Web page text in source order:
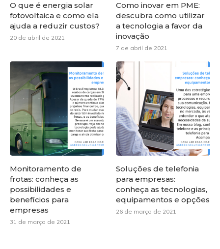
O que é energia solar
fotovoltaica e como ela
ajuda a reduzir custos?
20 de abril de 2021
Como inovar em PME:
descubra como utilizar
a tecnologia a favor da
inovação
7 de abril de 2021
Monitoramento de
frotas: conheça as
possibilidades e
benefícios para
empresas
31 de março de 2021
Soluções de telefonia
para empresas:
conheça as tecnologias,
equipamentos e opções
26 de março de 2021